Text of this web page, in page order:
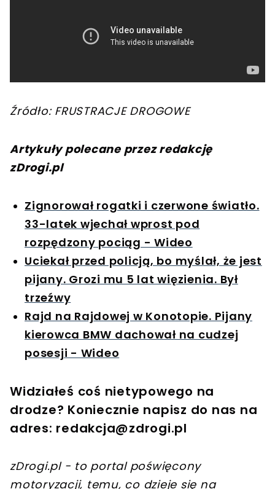
Źródło: FRUSTRACJE DROGOWE
Artykuły polecane przez redakcję
zDrogi.pl
Zignorował rogatki i czerwone światło.
33-latek wjechał wprost pod
rozpędzony pociąg - Wideo
Uciekał przed policją, bo myślał, że jest
pijany. Grozi mu 5 lat więzienia. Był
trzeźwy
Rajd na Rajdowej w Konotopie. Pijany
kierowca BMW dachował na cudzej
posesji - Wideo
Widziałeś coś nietypowego na
drodze? Koniecznie napisz do nas na
adres: redakcja@zdrogi.pl
zDrogi.pl - to portal poświęcony
motoryzacji, temu, co dzieje się na